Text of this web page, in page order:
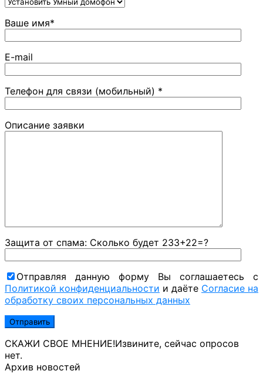
Ваше имя*
E-mail
Телефон для связи (мобильный) *
Описание заявки
Защита от спама: Сколько будет 233+22=?
Отправляя данную форму Вы соглашаетесь с
Политикой конфиденциальности и даёте Согласие на
обработку своих персональных данных
СКАЖИ СВОЕ МНЕНИЕ!Извините, сейчас опросов
нет.
Архив новостей